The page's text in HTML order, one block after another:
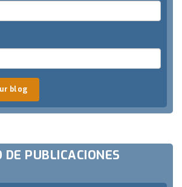
blog
DE PUBLICACIONES